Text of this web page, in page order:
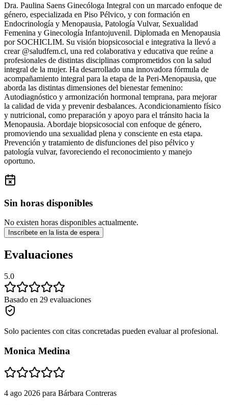
Dra. Paulina Saens Ginecóloga Integral con un marcado enfoque de
género, especializada en Piso Pélvico, y con formación en
Endocrinología y Menopausia, Patología Vulvar, Sexualidad
Femenina y Ginecología Infantojuvenil. Diplomada en Menopausia
por SOCHICLIM. Su visión biopsicosocial e integrativa la llevó a
crear @saludfem.cl, una red colaborativa y educativa que reúne a
profesionales de distintas disciplinas comprometidos con la salud
integral de la mujer. Ha desarrollado una innovadora fórmula de
acompañamiento integral para la etapa de la Peri-Menopausia, que
aborda las distintas dimensiones del bienestar femenino:
Autodiagnóstico y armonización hormonal temprana, para mejorar
la calidad de vida y prevenir desbalances. Acondicionamiento físico
y nutricional, como preparación y apoyo para el tránsito hacia la
Menopausia. Abordaje biopsicosocial con enfoque de género,
promoviendo una sexualidad plena y consciente en esta etapa.
Prevención y tratamiento de disfunciones del piso pélvico y
patología vulvar, favoreciendo el reconocimiento y manejo
oportuno.
Sin horas disponibles
No existen horas disponibles actualmente.
Inscríbete en la lista de espera
Evaluaciones
5.0
Basado en 29 evaluaciones
Solo pacientes con citas concretadas pueden evaluar al profesional.
Monica Medina
4 ago 2026 para Bárbara Contreras